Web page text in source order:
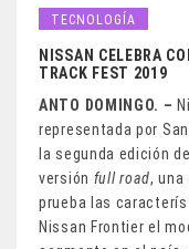
TECNOLOGÍA
NISSAN CELEBRA
TRACK FEST 2019
ANTO DOMINGO. –
representada por
la segunda edición
versión full road, una
prueba las
Nissan Frontier el